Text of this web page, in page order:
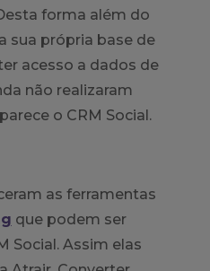
forma além do
sua própria base de
acesso a dados de
não realizaram
o CRM Social.
as ferramentas
que podem ser
Social. Assim elas